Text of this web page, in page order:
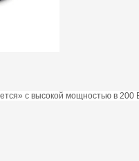
с высокой мощностью в